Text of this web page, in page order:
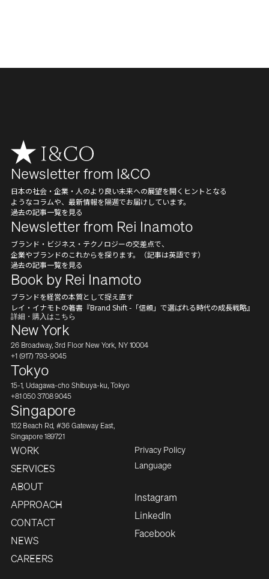
Newsletter from I&CO
日本の社会・企業・人のより良い未来への展望を開くヒントとなる
ようなコラムや、最新情報を隔週でお届けしています。
過去の記事一覧を見る
Newsletter from Rei Inamoto
ブランド・ビジネス・テクノロジーの交差点で、
企業やブランドのこれからを探ります。（記事は英語です）
過去の記事一覧を見る
Book by Rei Inamoto
ブランドを経営の本質として捉え直す
レイ・イナモトの著書『Brand Shift -「信頼」で選ばれる時代の成長戦略』
詳細・購入はこちら
New York
26 Broadway, 3rd Floor New York, NY 10004
+1 (917) 793-9045
Tokyo
15-1, Udagawa-cho Shibuya-ku, Tokyo
+81 050 3708 9045
Singapore
152 Beach Rd, #36 Gateway East,
Singapore 189721
WORK
SERVICES
ABOUT
APPROACH
CONTACT
NEWS
CAREERS
Privacy Policy
Language
Japanese
Instagram
LinkedIn
Facebook